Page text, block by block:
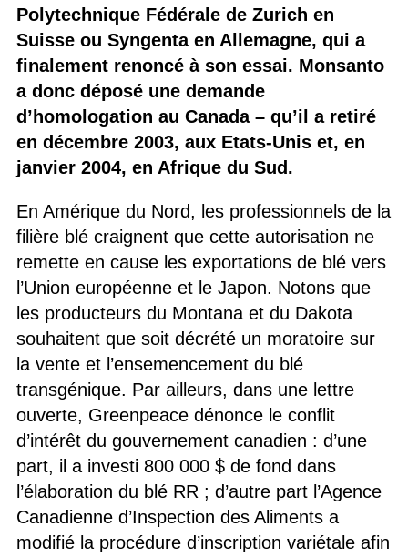
Polytechnique Fédérale de Zurich en
Suisse ou Syngenta en Allemagne, qui a
finalement renoncé à son essai. Monsanto
a donc déposé une demande
d’homologation au Canada – qu’il a retiré
en décembre 2003, aux Etats-Unis et, en
janvier 2004, en Afrique du Sud.
En Amérique du Nord, les professionnels de la
filière blé craignent que cette autorisation ne
remette en cause les exportations de blé vers
l’Union européenne et le Japon. Notons que
les producteurs du Montana et du Dakota
souhaitent que soit décrété un moratoire sur
la vente et l’ensemencement du blé
transgénique. Par ailleurs, dans une lettre
ouverte, Greenpeace dénonce le conflit
d’intérêt du gouvernement canadien : d’une
part, il a investi 800 000 $ de fond dans
l’élaboration du blé RR ; d’autre part l’Agence
Canadienne d’Inspection des Aliments a
modifié la procédure d’inscription variétale afin